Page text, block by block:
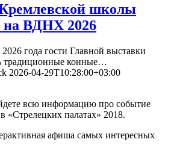
школы
на ВДНХ 2026
года гости Главной выставки
традиционные конные…
2026-04-29T10:28:00+03:00
всю информацию про событие
«Стрелецких палатах» 2018.
афиша самых интересных